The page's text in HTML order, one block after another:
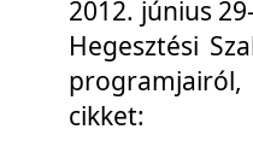
2012. június
Hegesztési
cikket: